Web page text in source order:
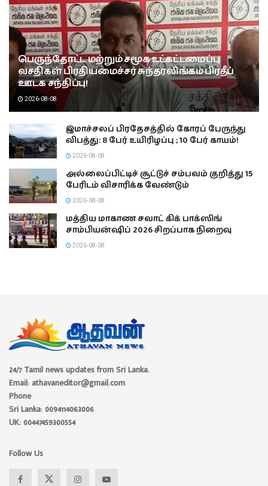
பெருந்தோட்ட மற்றும் சமூக உட்கட்டமைப்பு
வசதிகள் பிரதியமைச்சர் சுந்தரலிங்கம் பிரதீப்
ஊடக சந்திப்பு!
2026-08-08
இமாச்சலப் பிரதேசத்தில் கோரப் பேருந்து
விபத்து: 8 பேர் உயிரிழப்பு ; 10 பேர் காயம்!
2026-08-08
அல்லைப்பிட்டிச் சூட்டுச் சம்பவம் குறித்து 15
பேரிடம் விசாரிக்க வேண்டும்
2026-08-08
மத்திய மாகாண சவாட் கிக் பாக்ஸிங்
சாம்பியன்ஷிப் 2026 சிறப்பாக நிறைவு
2026-08-08
24/7 Tamil news updates from Sri Lanka.
Email: athavaneditor@gmail.com
Phone
Sri Lanka: 0094114063006
UK: 00447459300554
Follow Us